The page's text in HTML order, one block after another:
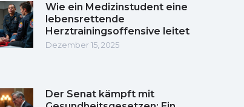
Wie ein Medizinstudent eine
lebensrettende
Herztrainingsoffensive leitet
Dezember 15, 2025
Der Senat kämpft mit